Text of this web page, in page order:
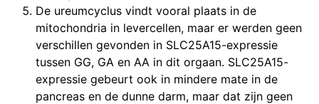
De ureumcyclus vindt vooral plaats in de
mitochondria in levercellen, maar er werden geen
verschillen gevonden in SLC25A15-expressie
tussen GG, GA en AA in dit orgaan. SLC25A15-
expressie gebeurt ook in mindere mate in de
pancreas en de dunne darm, maar dat zijn geen